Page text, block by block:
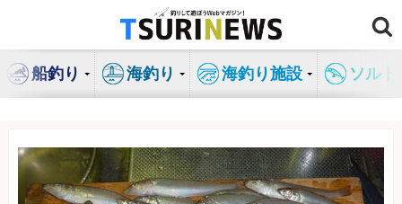
ン
船釣り 海釣り 海釣り施設 ソル